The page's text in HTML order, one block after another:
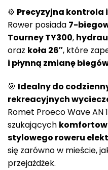
⚙️ Precyzyjna kontrola
Rower posiada 7-
Tourney TY300,
oraz koła 26″, które
i płynną zmianę
🎯 Idealny do
rekreacyjnych
Romet Proeco Wave AN
szukających
stylowego roweru
się zarówno w mieście,
przejażdżek.